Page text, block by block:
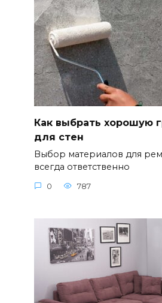
Как выбрать хорошую
для стен
Выбор материалов для
всегда ответственно
0 787